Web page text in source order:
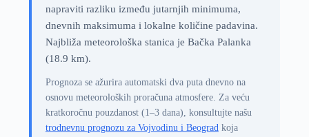
napraviti razliku između jutarnjih minimuma,
dnevnih maksimuma i lokalne količine padavina.
Najbliža meteorološka stanica je Bačka Palanka
(18.9 km).
Prognoza se ažurira automatski dva puta dnevno na
osnovu meteoroloških proračuna atmosfere. Za veću
kratkoročnu pouzdanost (1–3 dana), konsultujte našu
trodnevnu prognozu za Vojvodinu i Beogradkoja